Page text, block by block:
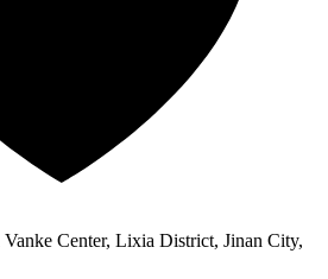
Center, Lixia District, Jinan City,